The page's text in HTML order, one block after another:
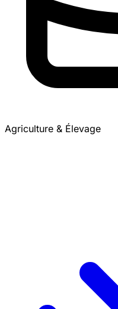
Agriculture & Élevage